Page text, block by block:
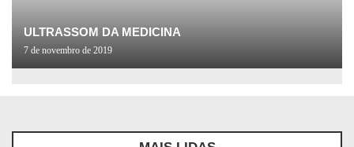
ULTRASSOM DA MEDICINA
7 de novembro de 2019